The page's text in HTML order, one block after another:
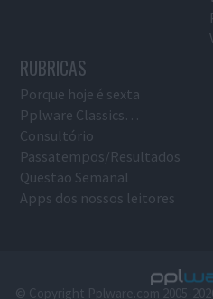
RUBRICAS
Porque hoje é sexta
Pplware Classics…
Consultório
Passatempos/Resultados
Questão Semanal
Apps dos nossos leitores
© Copyright Pplware.com 2005-